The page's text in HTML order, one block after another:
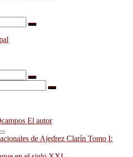
Buscar
Buscar
Buscar
El autor
de Ajedrez Clarín Tomo I: